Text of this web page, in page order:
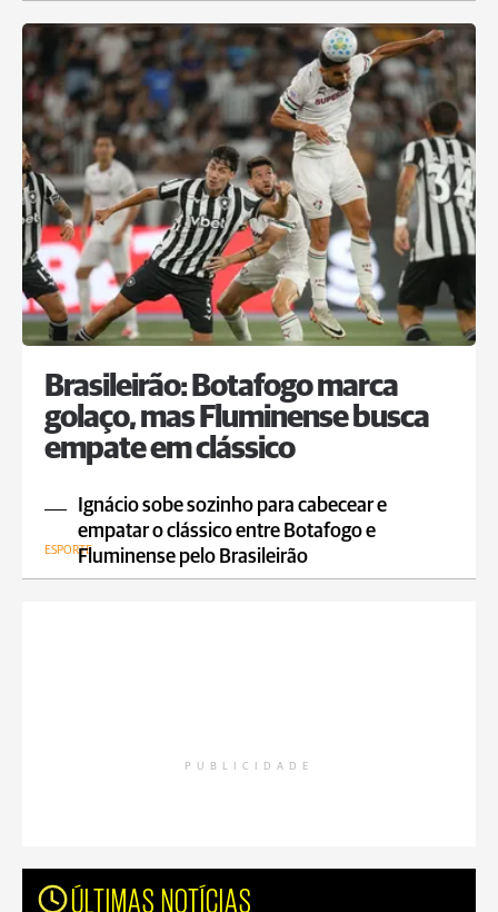
Brasileirão: Botafogo marca
golaço, mas Fluminense busca
empate em clássico
Ignácio sobe sozinho para cabecear e
empatar o clássico entre Botafogo e
Fluminense pelo Brasileirão
ESPORTE
PUBLICIDADE
ÚLTIMAS NOTÍCIAS